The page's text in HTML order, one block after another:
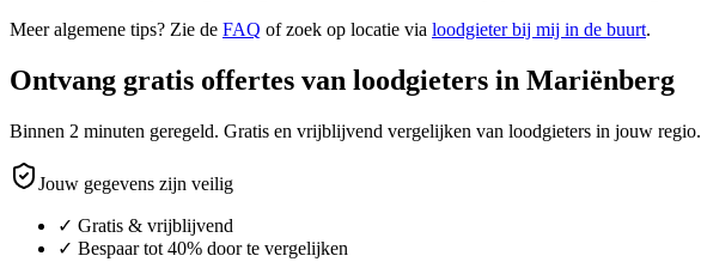
Meer algemene tips? Zie de FAQ of zoek op locatie via loodgieter bij mij in de buurt.
Ontvang gratis offertes van loodgieters in Mariënberg
Binnen 2 minuten geregeld. Gratis en vrijblijvend vergelijken van loodgieters in jouw regio.
Jouw gegevens zijn veilig
✓ Gratis & vrijblijvend
✓ Bespaar tot 40% door te vergelijken